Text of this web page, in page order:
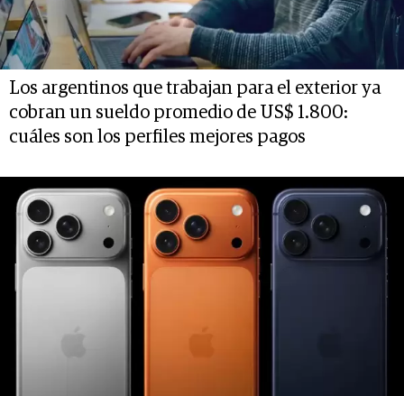
Los argentinos que trabajan para el exterior ya
cobran un sueldo promedio de US$ 1.800:
cuáles son los perfiles mejores pagos